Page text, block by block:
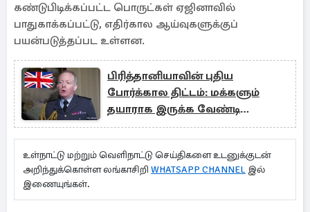
கண்டுபிடிக்கப்பட்ட பொருட்கள் ஏஜினாவில்
பாதுகாக்கப்பட்டு, எதிர்கால ஆய்வுகளுக்குப்
பயன்படுத்தப்பட உள்ளன.
பிரித்தானியாவின் புதிய
போர்க்கால திட்டம்: மக்களும்
தயாராக இருக்க வேண்டி
எச்சரிக்கை
உள்நாட்டு மற்றும் வெளிநாட்டு செய்திகளை உடனுக்குடன்
அறிந்துக்கொள்ள லங்காசிறி WHATSAPP CHANNEL இல்
இணையுங்கள்.